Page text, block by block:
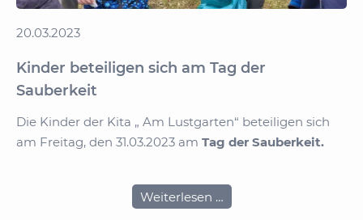
20.03.2023
Kinder beteiligen sich am Tag der
Sauberkeit
Die Kinder der Kita „ Am Lustgarten“ beteiligen sich
am Freitag, den 31.03.2023 am Tag der Sauberkeit.
Weiterlesen …Kinder
beteiligen